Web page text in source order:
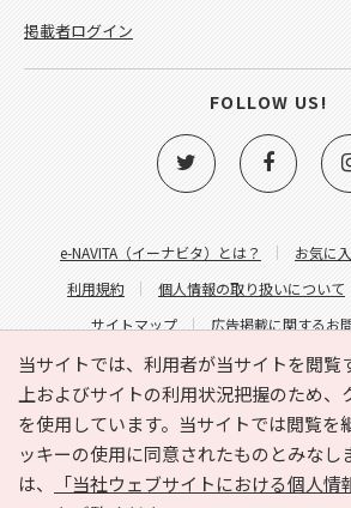
当サイトでは、利用者が当サイトを閲覧
上およびサイトの利用状況把握のため、
を使用しています。当サイトでは閲覧を
ッキーの使用に同意されたものとみなし
は、
「当社ウェブサイトにおける個人
e-NAVITA（イーナビタ）とは？ お気に
利用規約
個人情報の取り扱いについて
サイトマップ
広告掲載に関するお
サイトの内容に関するお問い
掲載者ログイン
FOLLOW US!